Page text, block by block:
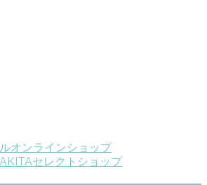
オンラインショップ
セレクトショップ